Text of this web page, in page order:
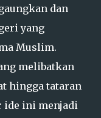
dan
yang
Muslim.
melibatkan
hingga tataran
ide ini menjadi